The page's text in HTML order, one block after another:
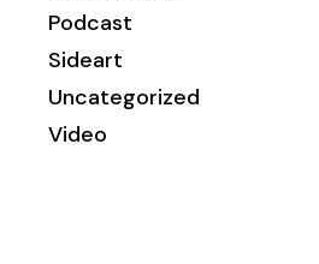
Podcast
Sideart
Uncategorized
Video